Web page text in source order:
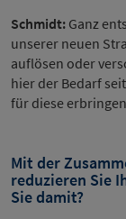
Schmidt: Ganz
unserer neuen
auflösen oder
hier der Bedarf
für diese
Mit der
reduzieren Sie
Sie damit?